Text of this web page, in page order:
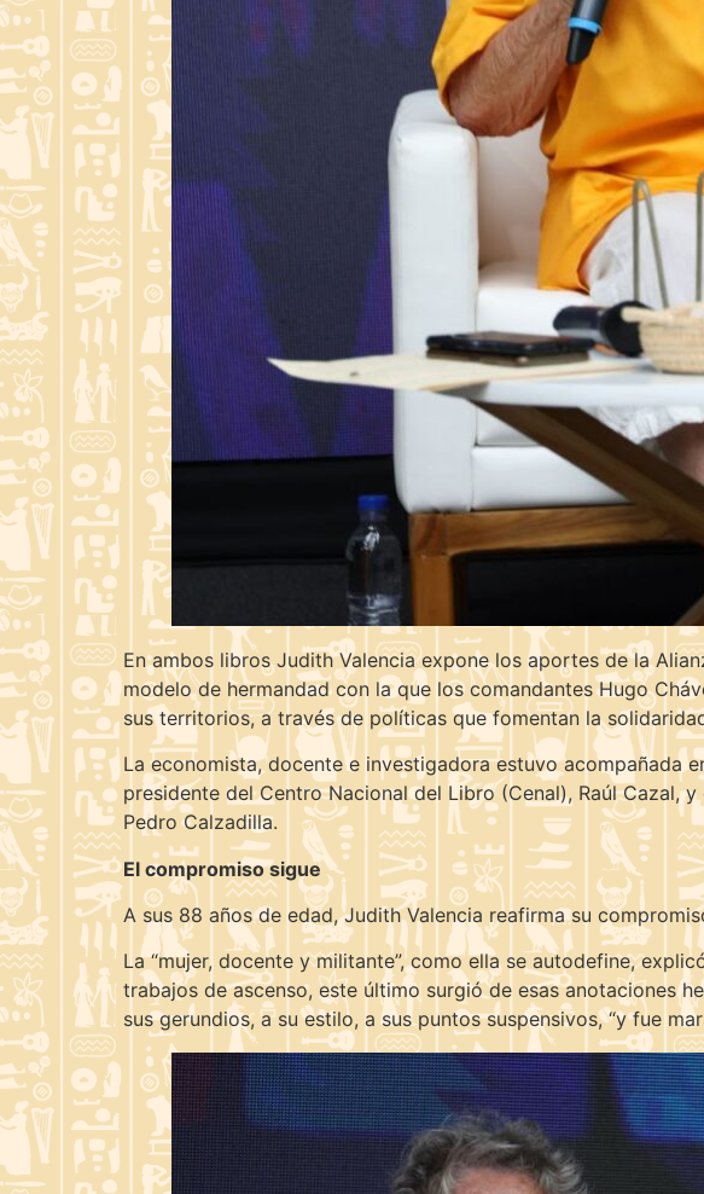
En ambos libros Judith Valencia expone los aportes de la
modelo de hermandad con la que los comandantes Hugo
sus territorios, a través de políticas que fomentan la
La economista, docente e investigadora estuvo acompañada
presidente del Centro Nacional del Libro (Cenal), Raúl Cazal,
Pedro Calzadilla.
El compromiso sigue
A sus 88 años de edad, Judith Valencia reafirma su
La “mujer, docente y militante”, como ella se autodefine,
trabajos de ascenso, este último surgió de esas anotaciones
sus gerundios, a su estilo, a sus puntos suspensivos, “y fue